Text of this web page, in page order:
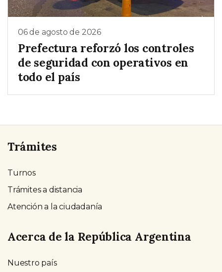
06 de agosto de 2026
Prefectura reforzó los controles
de seguridad con operativos en
todo el país
Trámites
Turnos
Trámites a distancia
Atención a la ciudadanía
Acerca de la República Argentina
Nuestro país